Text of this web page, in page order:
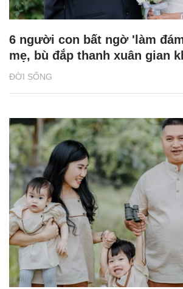
ĐỜI SỐNG
6 người con bất ngờ 'làm
mẹ, bù đắp thanh xuân gian